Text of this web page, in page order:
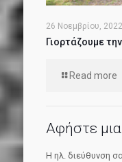
26 Νοεμβρίου, 2022
Γιορτάζουμε
Read more
Αφήστε
Η ηλ. διεύθυνση